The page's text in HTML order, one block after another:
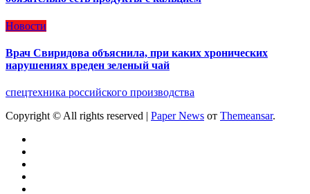
Новости
Врач Свиридова объяснила, при каких хронических
нарушениях вреден зеленый чай
спецтехника российского производства
Copyright © All rights reserved | Paper News от Themeansar.